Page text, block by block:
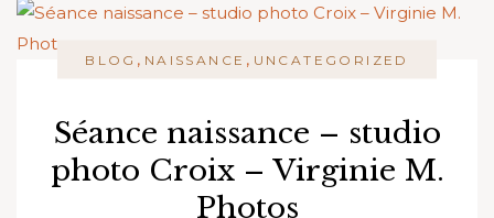
BLOG , NAISSANCE , UNCATEGORIZED
Séance naissance – studio
photo Croix – Virginie M.
Photos